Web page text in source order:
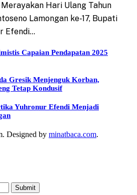
Merayakan Hari Ulang Tahun
Lamongan ke-17, Bupati
Efendi…
Capaian Pendapatan 2025
Gresik Menjenguk Korban,
Tetap Kondusif
Yuhronur Efendi Menjadi
Designed by minatbaca.com.
Submit